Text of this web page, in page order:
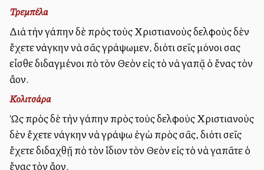
Τρεμπέλα
Διὰ τὴν ἀγάπην δὲ πρὸς τοὺς Χριστιανοὺς ἀδελφοὺς δὲν
ἔχετε ἀνάγκην νὰ σᾶς γράψωμεν, διότι σεῖς μόνοι σας
εἶσθε διδαγμένοι ἀπὸ τὸν Θεὸν εἰς τὸ νὰ ἀγαπᾷ ὁ ἕνας τὸν
ἄλλον.
Κολιτσάρα
Ὡς πρὸς δὲ τὴν ἀγάπην πρὸς τοὺς ἀδελφοὺς Χριστιανοὺς
δὲν ἔχετε ἀνάγκην νὰ γράψω ἐγὼ πρὸς σᾶς, διότι σεῖς
ἔχετε διδαχθῇ ἀπὸ τὸν ἴδιον τὸν Θεὸν εἰς τὸ νὰ ἀγαπᾶτε ὁ
ἔνας τὸν ἄλλον.